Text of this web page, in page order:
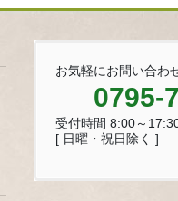
お気軽にお問い合わ
0795-
受付時間 8:00～
[ 日曜・祝日除く ]